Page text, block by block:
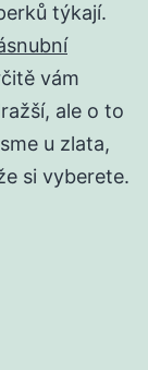
týkají.
vám
ale o to
u zlata,
si vyberete.